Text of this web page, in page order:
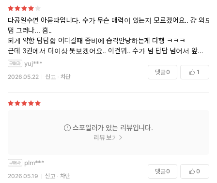
다공일수면 아묻따입니다. 수가 무슨 매력이 있는지 모르겠어요.. 걍 외모
땜 그러나... 흠..
되게 약함 답답함 어디갈때 좀비에 습격안당하는게 다행 ㅋㅋㅋ
근데 3권에서 더이상 못보겠어요.. 이건뭐.. 수가 넘 답답 넘어서 앞이 안
보임.. 공들도 매력을 모르겠음..
yuj***
2026.05.22 신고 차단
댓글0 1
스포일러가 있는 리뷰입니다.
리뷰 보기
plm***
2026.05.19 신고 차단
댓글0 0